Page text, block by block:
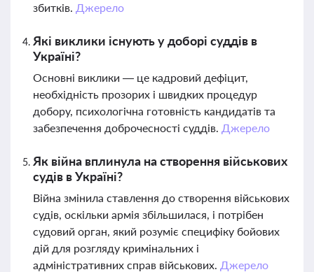
збитків. Джерело
Які виклики існують у доборі суддів в
Україні?
Основні виклики — це кадровий дефіцит,
необхідність прозорих і швидких процедур
добору, психологічна готовність кандидатів та
забезпечення доброчесності суддів. Джерело
Як війна вплинула на створення військових
судів в Україні?
Війна змінила ставлення до створення військових
судів, оскільки армія збільшилася, і потрібен
судовий орган, який розуміє специфіку бойових
дій для розгляду кримінальних і
адміністративних справ військових. Джерело